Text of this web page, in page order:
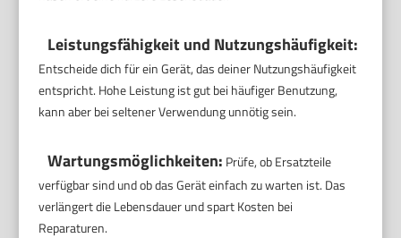
Leistungsfähigkeit und Nutzungshäufigkeit:
Entscheide dich für ein Gerät, das deiner Nutzungshäufigkeit
entspricht. Hohe Leistung ist gut bei häufiger Benutzung,
kann aber bei seltener Verwendung unnötig sein.
Wartungsmöglichkeiten: Prüfe, ob Ersatzteile
verfügbar sind und ob das Gerät einfach zu warten ist. Das
verlängert die Lebensdauer und spart Kosten bei
Reparaturen.